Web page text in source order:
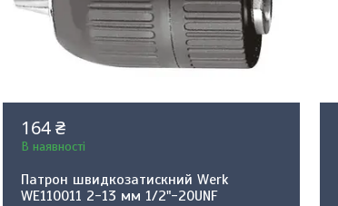
164 ₴
В наявності
Патрон швидкозатискний Werk
WE110011 2-13 мм 1/2"-20UNF